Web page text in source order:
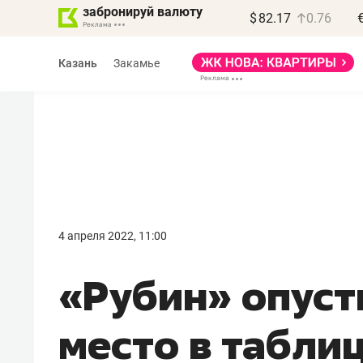
забронируй валюту $ 82.17 0.76
Казань Закамье
4 апреля 2022, 11:00
«Рубин»
место в
правил, бизнес может
потерять минимум